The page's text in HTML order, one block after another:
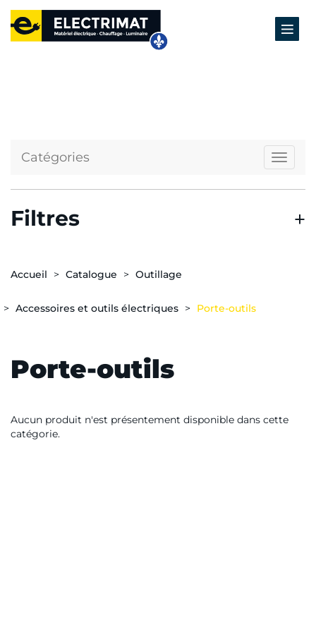
Catégories
Filtres
Accueil Catalogue Outillage
Accessoires et outils électriques Porte-outils
Porte-outils
Aucun produit n'est présentement disponible dans cette
catégorie.